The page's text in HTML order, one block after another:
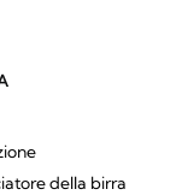
della birra